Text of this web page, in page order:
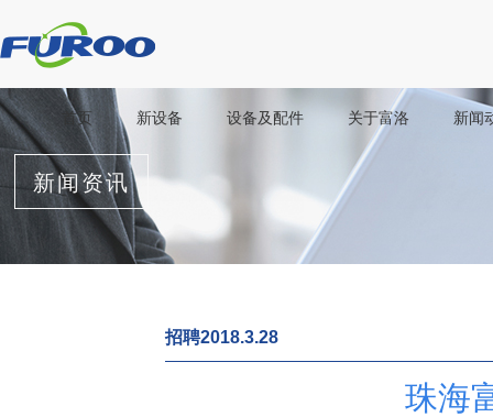
首页 新设备 设备及配件 关于富洛 新闻
新闻资讯
招聘2018.3.28
珠海